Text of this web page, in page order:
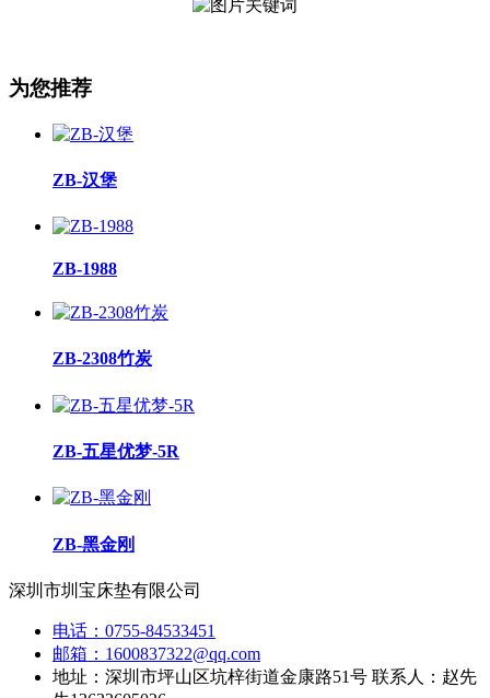
为您推荐
ZB-汉堡
ZB-1988
ZB-2308竹炭
ZB-五星优梦-5R
ZB-黑金刚
深圳市圳宝床垫有限公司
电话：0755-84533451
邮箱：1600837322@qq.com
地址：深圳市坪山区坑梓街道金康路51号 联系人：赵先